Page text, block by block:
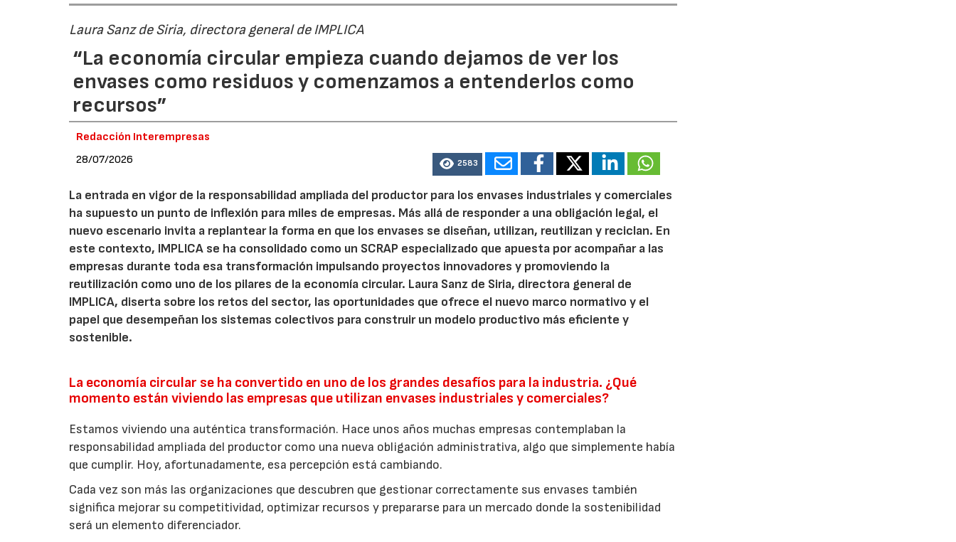
Laura Sanz de Siria, directora general de IMPLICA
“La economía circular empieza cuando dejamos de ver los
envases como residuos y comenzamos a entenderlos como
recursos”
Redacción Interempresas
28/07/2026
2583
La entrada en vigor de la responsabilidad ampliada del productor para los envases industriales y comerciales
ha supuesto un punto de inflexión para miles de empresas. Más allá de responder a una obligación legal, el
nuevo escenario invita a replantear la forma en que los envases se diseñan, utilizan, reutilizan y reciclan. En
este contexto, IMPLICA se ha consolidado como un SCRAP especializado que apuesta por acompañar a las
empresas durante toda esa transformación impulsando proyectos innovadores y promoviendo la
reutilización como uno de los pilares de la economía circular. Laura Sanz de Siria, directora general de
IMPLICA, diserta sobre los retos del sector, las oportunidades que ofrece el nuevo marco normativo y el
papel que desempeñan los sistemas colectivos para construir un modelo productivo más eficiente y
sostenible.
La economía circular se ha convertido en uno de los grandes desafíos para la industria. ¿Qué
momento están viviendo las empresas que utilizan envases industriales y comerciales?
Estamos viviendo una auténtica transformación. Hace unos años muchas empresas contemplaban la
responsabilidad ampliada del productor como una nueva obligación administrativa, algo que simplemente había
que cumplir. Hoy, afortunadamente, esa percepción está cambiando.
Cada vez son más las organizaciones que descubren que gestionar correctamente sus envases también
significa mejorar su competitividad, optimizar recursos y prepararse para un mercado donde la sostenibilidad
será un elemento diferenciador.